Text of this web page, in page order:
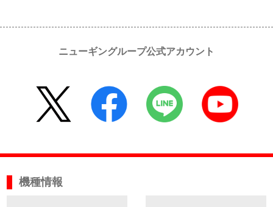
ニューギングループ公式アカウント
機種情報